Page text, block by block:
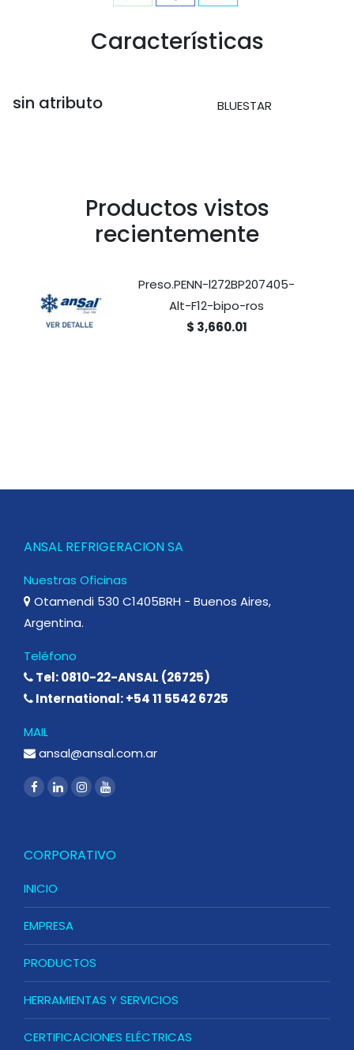
Características
sin atributo BLUESTAR
Productos vistos
recientemente
Preso.PENN-l272BP207405-
Alt-F12-bipo-ros
$ 3,660.01
ANSAL REFRIGERACION SA
Nuestras Oficinas
Otamendi 530 C1405BRH - Buenos Aires,
Argentina.
Teléfono
Tel: 0810-22-ANSAL (26725)
International: +54 11 5542 6725
MAIL
ansal@ansal.com.ar
CORPORATIVO
INICIO
EMPRESA
PRODUCTOS
HERRAMIENTAS Y SERVICIOS
CERTIFICACIONES ELÉCTRICAS